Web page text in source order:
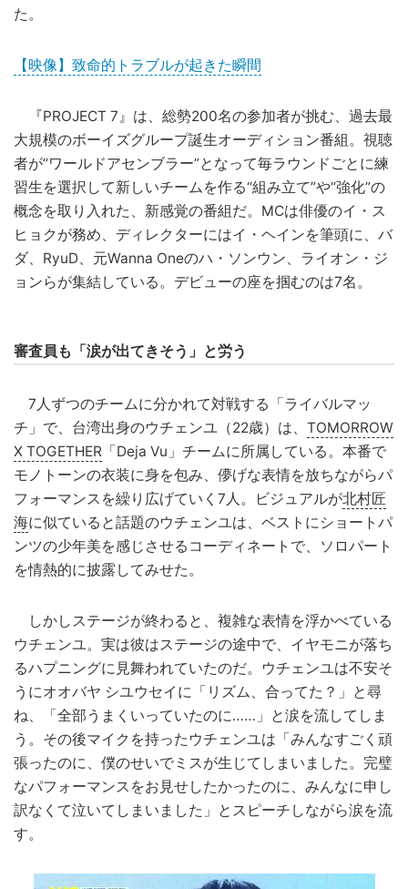
た。
【映像】致命的トラブルが起きた瞬間
『PROJECT 7』は、総勢200名の参加者が挑む、過去最
大規模のボーイズグループ誕生オーディション番組。視聴
者が“ワールドアセンブラー”となって毎ラウンドごとに練
習生を選択して新しいチームを作る“組み立て”や“強化”の
概念を取り入れた、新感覚の番組だ。MCは俳優のイ・ス
ヒョクが務め、ディレクターにはイ・ヘインを筆頭に、バ
ダ、RyuD、元Wanna Oneのハ・ソンウン、ライオン・ジ
ョンらが集結している。デビューの座を掴むのは7名。
審査員も「涙が出てきそう」と労う
7人ずつのチームに分かれて対戦する「ライバルマッ
チ」で、台湾出身のウチェンユ（22歳）は、 TOMORROW
X TOGETHER 「Deja Vu」チームに所属している。本番で
モノトーンの衣装に身を包み、儚げな表情を放ちながらパ
フォーマンスを繰り広げていく7人。ビジュアルが北村匠
海に似ていると話題のウチェンユは、ベストにショートパ
ンツの少年美を感じさせるコーディネートで、ソロパート
を情熱的に披露してみせた。
しかしステージが終わると、複雑な表情を浮かべている
ウチェンユ。実は彼はステージの途中で、イヤモニが落ち
るハプニングに見舞われていたのだ。ウチェンユは不安そ
うにオオバヤ シユウセイに「リズム、合ってた？」と尋
ね、「全部うまくいっていたのに……」と涙を流してしま
う。その後マイクを持ったウチェンユは「みんなすごく頑
張ったのに、僕のせいでミスが生じてしまいました。完璧
なパフォーマンスをお見せしたかったのに、みんなに申し
訳なくて泣いてしまいました」とスピーチしながら涙を流
す。